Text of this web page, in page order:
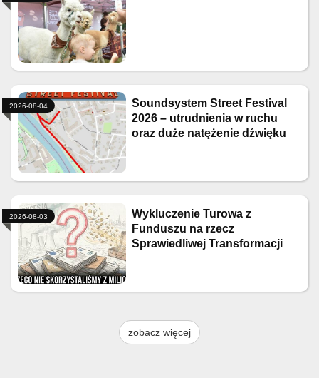
Soundsystem Street Festival
2026 – utrudnienia w ruchu
oraz duże natężenie dźwięku
2026-08-04
Wykluczenie Turowa z
Funduszu na rzecz
Sprawiedliwej Transformacji
2026-08-03
zobacz więcej